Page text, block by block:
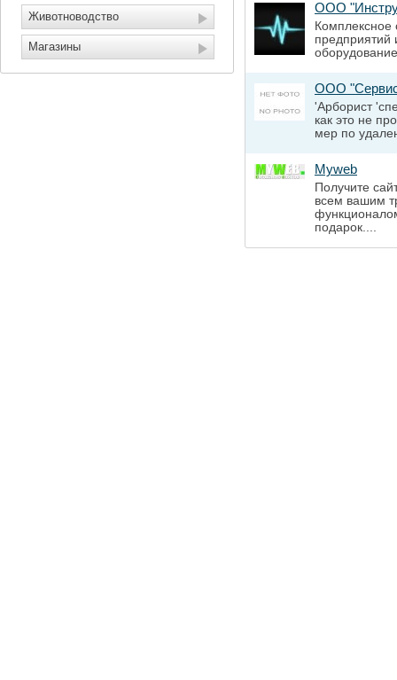
Животноводство
Магазины
ООО
OOO
'Арборист
как это не
мер по
Myweb
Получите
всем вашим
подарок....